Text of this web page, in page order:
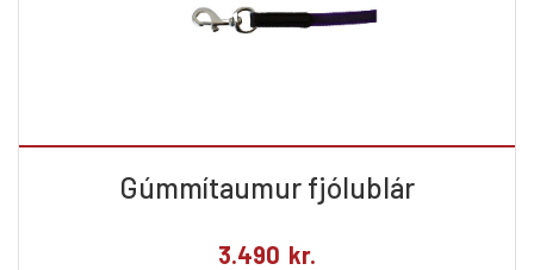
Gúmmítaumur fjólublár
3.490 kr.